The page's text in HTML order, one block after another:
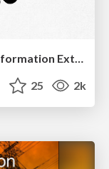
Practical Tips for Bootstrapping Information Extraction Pipelines
25 2k